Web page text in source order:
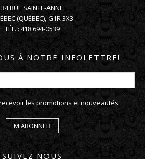
34 RUE SAINTE-ANNE
(QUÉBEC),G1R 3X3
TÉL. : 418 694-0539
À NOTRE INFOLETTRE!
les promotions et nouveautés
M'ABONNER
SUIVEZ NOUS